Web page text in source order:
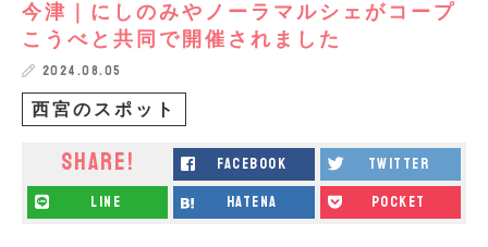
今津｜にしのみやノーラマルシェがコープ
こうべと共同で開催されました
2024.08.05
西宮のスポット
SHARE! facebook twitter
line hatena pocket